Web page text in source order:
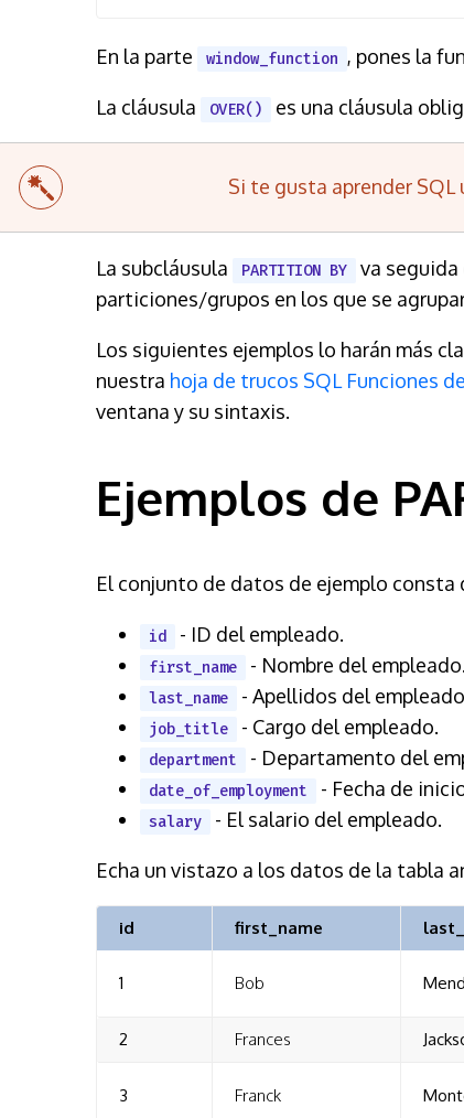
En la parte window_function , pones la
La cláusula OVER() es una cláusula
Si te gusta aprender
La subcláusula PARTITION BY
va seguida
particiones/grupos en los que se
Los siguientes ejemplos lo harán más
nuestra hoja de trucos SQL Funciones
ventana y su sintaxis.
Ejemplos de
El conjunto de datos de ejemplo consta
id - ID del empleado.
first_name - Nombre del empleado.
last_name - Apellidos del
job_title - Cargo del empleado.
department - Departamento del
date_of_employment - Fecha de
salary - El salario del empleado.
Echa un vistazo a los datos de la tabla
id first_name
1 Bob
2 Frances
3 Franck